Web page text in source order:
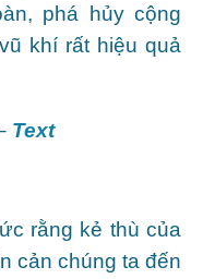
phá hủy cộng
khí rất hiệu quả
Text
rằng kẻ thù của
cản chúng ta đến